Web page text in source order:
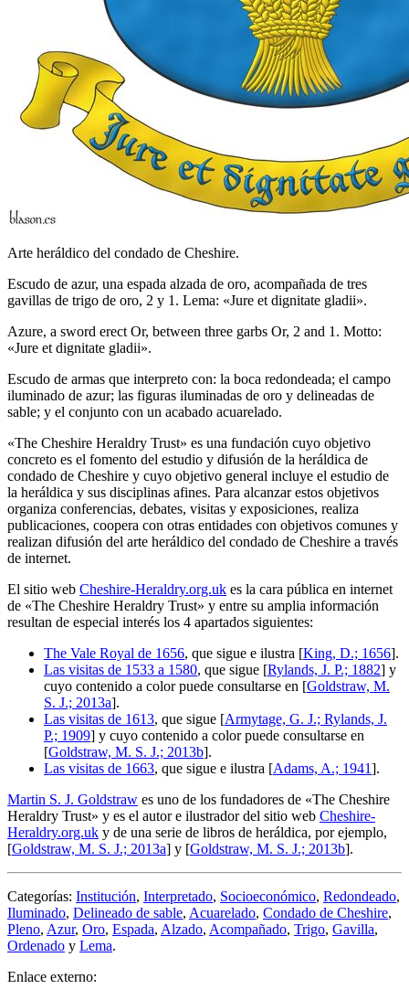
Arte heráldico del condado de Cheshire.
Escudo de azur, una espada alzada de oro, acompañada de tres
gavillas de trigo de oro, 2 y 1. Lema: «Jure et dignitate gladii».
Azure, a sword erect Or, between three garbs Or, 2 and 1. Motto:
«Jure et dignitate gladii».
Escudo de armas que interpreto con: la boca redondeada; el campo
iluminado de azur; las figuras iluminadas de oro y delineadas de
sable; y el conjunto con un acabado acuarelado.
«The Cheshire Heraldry Trust» es una fundación cuyo objetivo
concreto es el fomento del estudio y difusión de la heráldica de
condado de Cheshire y cuyo objetivo general incluye el estudio de
la heráldica y sus disciplinas afines. Para alcanzar estos objetivos
organiza conferencias, debates, visitas y exposiciones, realiza
publicaciones, coopera con otras entidades con objetivos comunes y
realizan difusión del arte heráldico del condado de Cheshire a través
de internet.
El sitio web Cheshire-Heraldry.org.uk es la cara pública en internet
de «The Cheshire Heraldry Trust» y entre su amplia información
resultan de especial interés los 4 apartados siguientes:
The Vale Royal de 1656, que sigue e ilustra [King, D.; 1656].
Las visitas de 1533 a 1580, que sigue [Rylands, J. P.; 1882] y
cuyo contenido a color puede consultarse en [Goldstraw, M.
S. J.; 2013a].
Las visitas de 1613, que sigue [Armytage, G. J.; Rylands, J.
P.; 1909] y cuyo contenido a color puede consultarse en
[Goldstraw, M. S. J.; 2013b].
Las visitas de 1663, que sigue e ilustra [Adams, A.; 1941].
Martin S. J. Goldstraw es uno de los fundadores de «The Cheshire
Heraldry Trust» y es el autor e ilustrador del sitio web Cheshire-
Heraldry.org.uk y de una serie de libros de heráldica, por ejemplo,
[Goldstraw, M. S. J.; 2013a] y [Goldstraw, M. S. J.; 2013b].
Categorías: Institución, Interpretado, Socioeconómico, Redondeado,
Iluminado, Delineado de sable, Acuarelado, Condado de Cheshire,
Pleno, Azur, Oro, Espada, Alzado, Acompañado, Trigo, Gavilla,
Ordenado y Lema.
Enlace externo: